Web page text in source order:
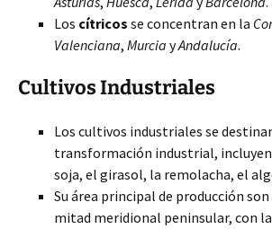
Los cítricos se concentran en la
Valenciana, Murcia yAndalucía.
Cultivos Industriales
Los cultivos industriales se
transformación industrial,
soja, el girasol, la remolacha, el
Su área principal de producción
mitad meridional peninsular, con